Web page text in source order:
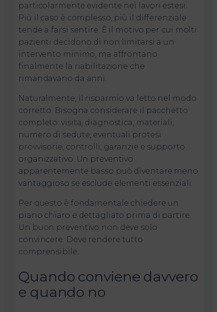
particolarmente evidente nei lavori estesi.
Più il caso è complesso, più il differenziale
tende a farsi sentire. È il motivo per cui molti
pazienti decidono di non limitarsi a un
intervento minimo, ma affrontano
finalmente la riabilitazione che
rimandavano da anni.
Naturalmente, il risparmio va letto nel modo
corretto. Bisogna considerare il pacchetto
completo: visita, diagnostica, materiali,
numero di sedute, eventuali protesi
provvisorie, controlli, garanzie e supporto
organizzativo. Un preventivo
apparentemente basso può diventare meno
vantaggioso se esclude elementi essenziali.
Per questo è fondamentale chiedere un
piano chiaro e dettagliato prima di partire.
Un buon preventivo non deve solo
convincere. Deve rendere tutto
comprensibile.
Quando conviene davvero
e quando no